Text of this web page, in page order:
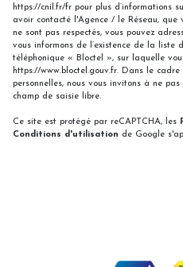
https://cnil.fr/fr pour plus d’informations
avoir contacté l'Agence / le Réseau,
ne sont pas respectés, vous pouvez
vous informons de l’existence de la liste
téléphonique « Bloctel », sur laquelle
https://www.bloctel.gouv.fr. Dans le cadre
personnelles, nous vous invitons à ne
champ de saisie libre.
Ce site est protégé par reCAPTCHA, les
Conditions d'utilisation de Google